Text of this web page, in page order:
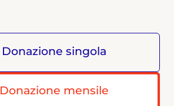
Donazione singola
Donazione mensile